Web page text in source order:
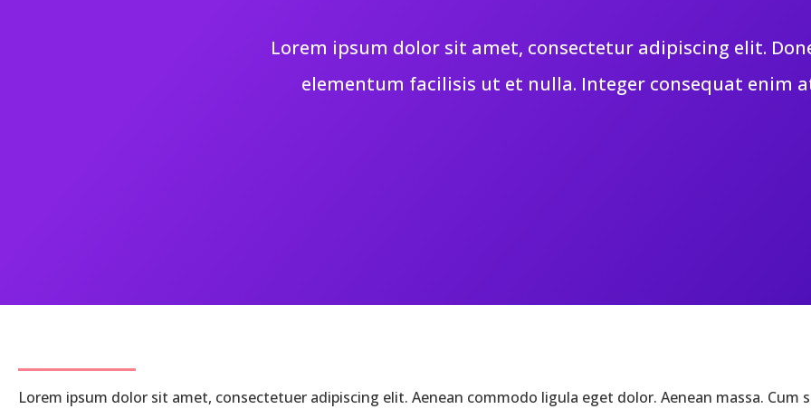
Lorem ipsum dolor sit amet, consectetur adipiscing elit.
elementum facilisis ut et nulla. Integer consequat enim
Lorem ipsum dolor sit amet, consectetuer adipiscing elit. Aenean commodo ligula eget dolor. Aenean massa.